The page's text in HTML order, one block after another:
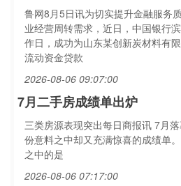
鲁网8月5日讯为切实提升金融服务
业经营周转需求，近日，中国银行
作日，成功为山东某创新炭材料有
流动资金贷款
2026-08-06 09:07:00
7月二手房成绩单出炉
三类房源表现突出每日商报讯 7月
份意料之中却又充满惊喜的成绩单
之中的是
2026-08-06 07:17:00